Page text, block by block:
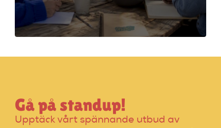
föreläsare. Lär dig
tekniker och få
scenerfarenhet med
Gå på standup!
Upptäck vårt spännande utbud av